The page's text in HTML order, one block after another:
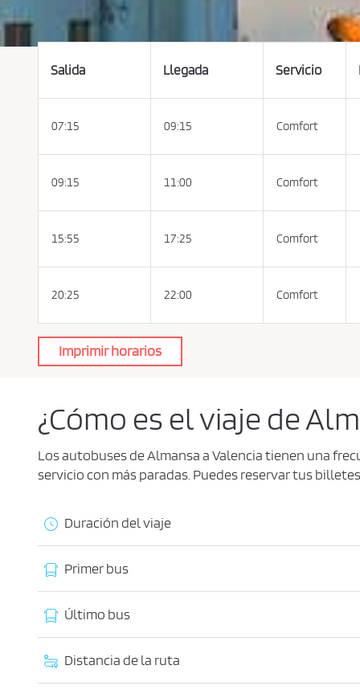
d
c
i
n
d
p
y
o
l
t
a
p
r
i
v
a
a
*
Salida Llegada Servicio
07:15 09:15 Comfort
09:15 11:00 Comfort
15:55 17:25 Comfort
20:25 22:00 Comfort
Imprimir horarios
¿Cómo es el viaje de
Los autobuses de Almansa a Valencia tienen una
servicio con más paradas. Puedes reservar tus
Duración del viaje
Primer bus
Último bus
Distancia de la ruta